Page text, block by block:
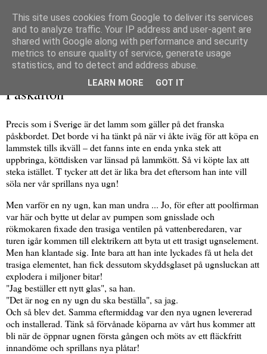
Påskafton
Precis som i Sverige är det lamm som gäller på det franska
påskbordet. Det borde vi ha tänkt på när vi åkte iväg för att köpa en
lammstek tills ikväll – det fanns inte en enda ynka stek att
uppbringa, köttdisken var länsad på lammkött. Så vi köpte lax att
steka istället. T tycker att det är lika bra det eftersom han inte vill
söla ner vår sprillans nya ugn!
Men varför en ny ugn, kan man undra ... Jo, för efter att poolfirman
var här och bytte ut delar av pumpen som gnisslade och
rökmokaren fixade den trasiga ventilen på vattenberedaren, var
turen igår kommen till elektrikern att byta ut ett trasigt ugnselement.
Men han klantade sig. Inte bara att han inte lyckades få ut hela det
trasiga elementet, han fick dessutom skyddsglaset på ugnsluckan att
explodera i miljoner bitar!
"Jag beställer ett nytt glas", sa han.
"Det är nog en ny ugn du ska beställa", sa jag.
Och så blev det. Samma eftermiddag var den nya ugnen levererad
och installerad. Tänk så förvånade köparna av vårt hus kommer att
bli när de öppnar ugnen första gången och möts av ett fläckfritt
innandöme och sprillans nya plåtar!
This site uses cookies from Google to deliver its services
and to analyze traffic. Your IP address and user-agent are
shared with Google along with performance and security
metrics to ensure quality of service, generate usage
statistics, and to detect and address abuse.
LEARN MORE GOT IT